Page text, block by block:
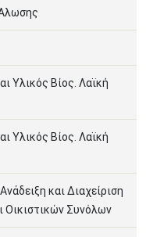
Άλωσης
Υλικός Βίος. Λαϊκή
Υλικός Βίος. Λαϊκή
και Διαχείριση
Οικιστικών Συνόλων